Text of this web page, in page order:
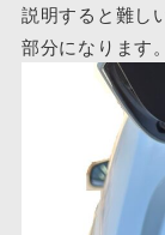
説明すると難し
部分になります